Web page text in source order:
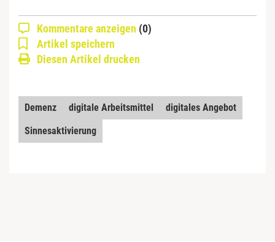
Kommentare anzeigen (0)
Artikel speichern
Diesen Artikel drucken
Demenz digitale Arbeitsmittel
digitales Angebot
Sinnesaktivierung